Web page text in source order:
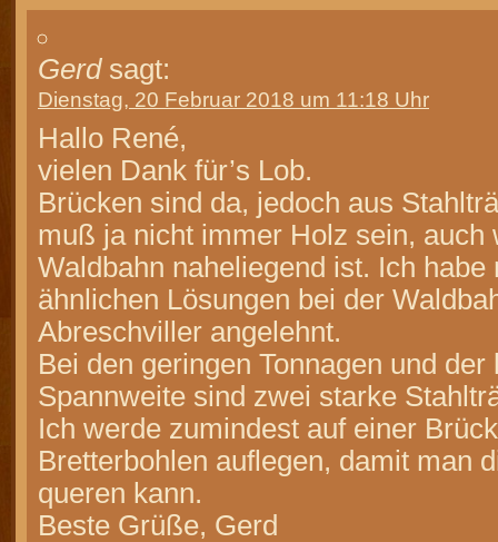
Gerd sagt:
Dienstag, 20 Februar 2018 um 11:18 Uhr
Hallo René,
vielen Dank für’s Lob.
Brücken sind da, jedoch aus
muß ja nicht immer Holz sein, auch
Waldbahn naheliegend ist. Ich habe
ähnlichen Lösungen bei der
Abreschviller angelehnt.
Bei den geringen Tonnagen und der
Spannweite sind zwei starke
Ich werde zumindest auf einer
Bretterbohlen auflegen, damit man
queren kann.
Beste Grüße, Gerd